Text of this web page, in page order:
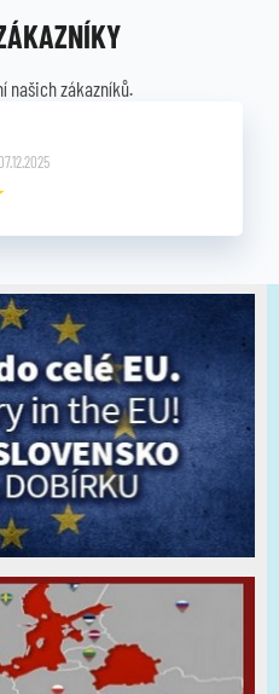
našich zákazníků.